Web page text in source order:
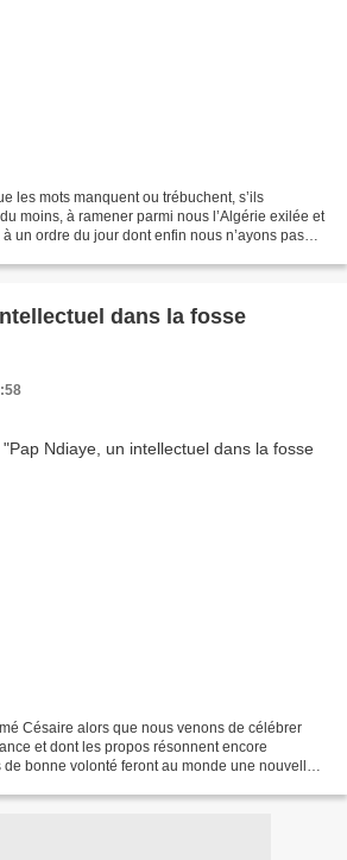
les mots manquent ou trébuchent, s’ils
moins, à ramener parmi nous l’Algérie exilée et
un ordre du jour dont enfin nous n’ayons pas
dans la fosse
Césaire alors que nous venons de célébrer
et dont les propos résonnent encore
bonne volonté feront au monde une nouvelle